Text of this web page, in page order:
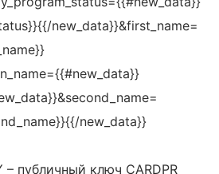
new_data}}&first_name=
new_data}}
– публичный ключ CARDPR